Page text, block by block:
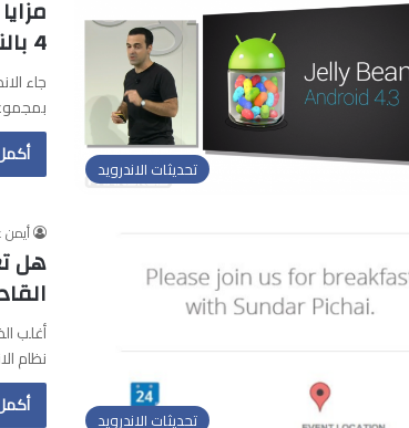
تحديثات الاندرويد
4 بالنظام الجديد
تحديثات الاندرويد
أيمن
أغلب
نظام